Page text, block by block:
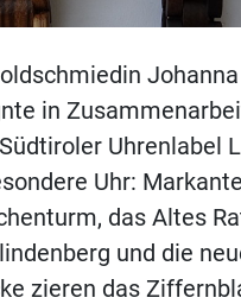
in
Uhrenlabel
Uhr:
das Altes
und die
zieren das